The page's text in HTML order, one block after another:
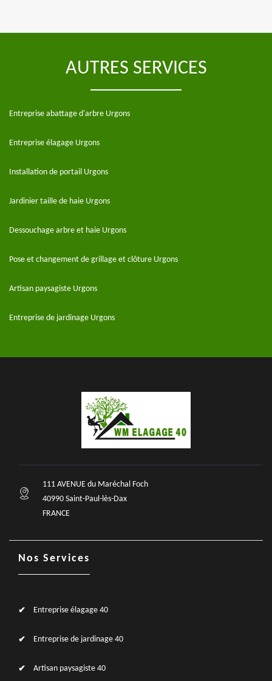
AUTRES SERVICES
Entreprise abattage d'arbre Urgons
Entreprise élagage Urgons
Installation de portail Urgons
Jardinier taille de haie Urgons
Dessouchage arbre et haie Urgons
Pose et changement de grillage et clôture Urgons
Artisan paysagiste Urgons
Entreprise de jardinage Urgons
111 AVENUE du Maréchal Foch
40990 Saint-Paul-lès-Dax
FRANCE
Nos Services
Entreprise élagage 40
Entreprise de jardinage 40
Artisan paysagiste 40